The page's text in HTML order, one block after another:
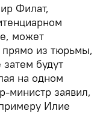
Филат,
может
прямо из тюрьмы,
будут
на одном
министр заявил,
Илие